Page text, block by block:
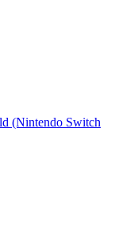
(Nintendo Switch